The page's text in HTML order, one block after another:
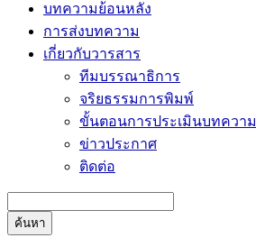
บทความย้อนหลัง
การส่งบทความ
เกี่ยวกับวารสาร
ทีมบรรณาธิการ
จริยธรรมการพิมพ์
ขั้นตอนการประเมินบทความ
ข่าวประกาศ
ติดต่อ
ค้นหา